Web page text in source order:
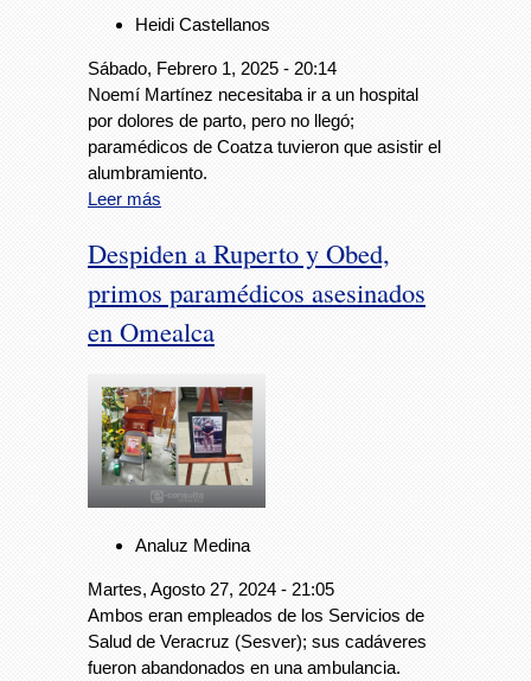
Heidi Castellanos
Sábado, Febrero 1, 2025 - 20:14
Noemí Martínez necesitaba ir a un hospital
por dolores de parto, pero no llegó;
paramédicos de Coatza tuvieron que asistir el
alumbramiento.
Leer más
Despiden a Ruperto y Obed,
primos paramédicos asesinados
en Omealca
Analuz Medina
Martes, Agosto 27, 2024 - 21:05
Ambos eran empleados de los Servicios de
Salud de Veracruz (Sesver); sus cadáveres
fueron abandonados en una ambulancia.